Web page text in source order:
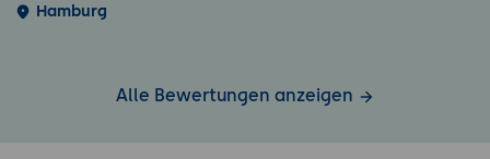
Hamburg
Alle Bewertungen anzeigen